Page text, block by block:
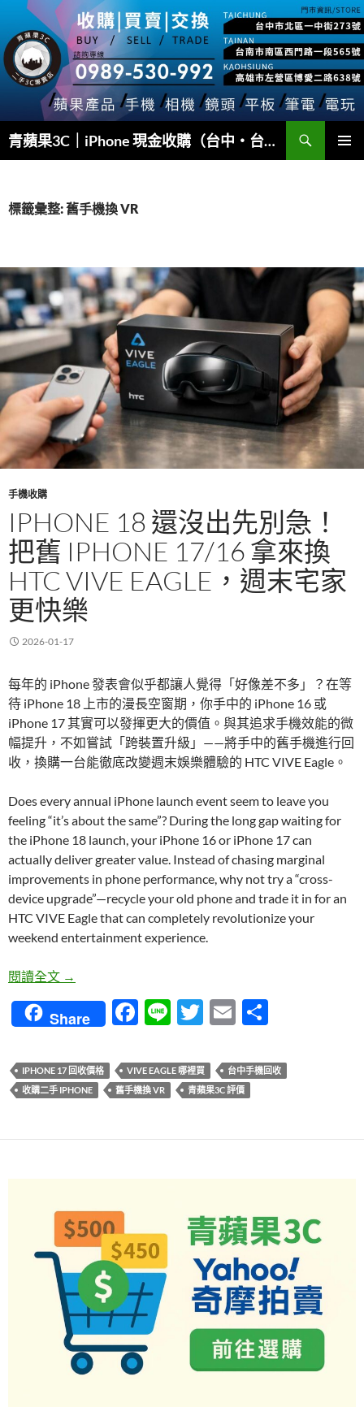
主
要
青蘋果3C｜iPhone 現金收購（台中・台南・高雄）
搜
尋
標籤彙整: 舊手機換 VR
手機收購
IPHONE 18 還沒出先別急！
把舊 IPHONE 17/16 拿來換
HTC VIVE EAGLE，週末宅家
更快樂
2026-01-17
每年的 iPhone 發表會似乎都讓人覺得「好像差不多」？在等
待 iPhone 18 上市的漫長空窗期，你手中的 iPhone 16 或
iPhone 17 其實可以發揮更大的價值。與其追求手機效能的微
幅提升，不如嘗試「跨裝置升級」——將手中的舊手機進行回
收，換購一台能徹底改變週末娛樂體驗的 HTC VIVE Eagle。
Does every annual iPhone launch event seem to leave you
feeling “it’s about the same”? During the long gap waiting for
the iPhone 18 launch, your iPhone 16 or iPhone 17 can
actually deliver greater value. Instead of chasing marginal
improvements in phone performance, why not try a “cross-
device upgrade”—recycle your old phone and trade it in for an
HTC VIVE Eagle that can completely revolutionize your
weekend entertainment experience.
閱讀全文 iPhone 18 還沒出先別急！把舊 iPhone 17/16 拿來換
→
Share
F
e
b
o
Li
e
T
itt
er
E
ail
IPHONE 17 回收價格 VIVE EAGLE 哪裡買
台中手機回收
收購二手 IPHONE
舊手機換 VR 青蘋果3C 評價